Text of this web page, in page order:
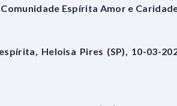
Espírita Amor e
Heloisa Pires (SP), 10-03-